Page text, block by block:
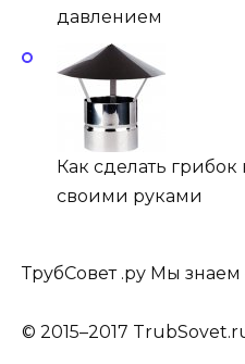
давлением
Как сделать
своими руками
ТрубСовет .ру Мы знаем
© 2015–2017